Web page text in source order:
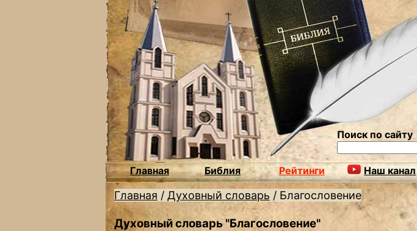
Поиск по сайту
Главная Библия Рейтинги Наш канал
Главная / Духовный словарь / Благословение
Духовный словарь "Благословение"